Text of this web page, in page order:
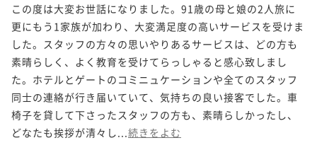
この度は大変お世話になりました。91歳の母と娘の2人旅に
更にもう1家族が加わり、大変満足度の高いサービスを受けま
した。スタッフの方々の思いやりあるサービスは、どの方も
素晴らしく、よく教育を受けてらっしゃると感心致しまし
た。ホテルとゲートのコミニュケーションや全てのスタッフ
同士の連絡が行き届いていて、気持ちの良い接客でした。車
椅子を貸して下さったスタッフの方も、素晴らしかったし、
どなたも挨拶が清々し... 続きをよむ